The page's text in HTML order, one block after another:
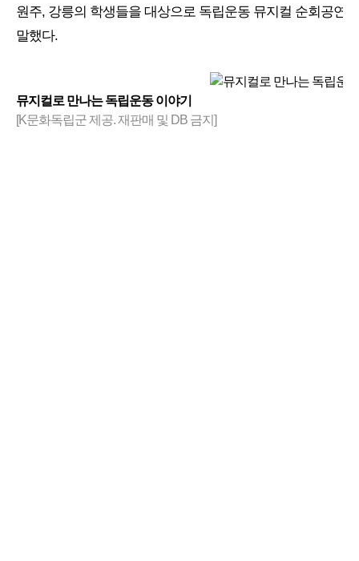
원주, 강릉의 학생들을 대상으로 독립운동 뮤지컬 순회공연
말했다.
뮤지컬로 만나는 독립운동 이야기
[K문화독립군 제공. 재판매 및 DB 금지]